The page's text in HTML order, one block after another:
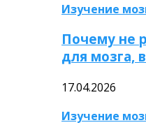
Изучение
Почему не
для мозга,
17.04.2026
Изучение